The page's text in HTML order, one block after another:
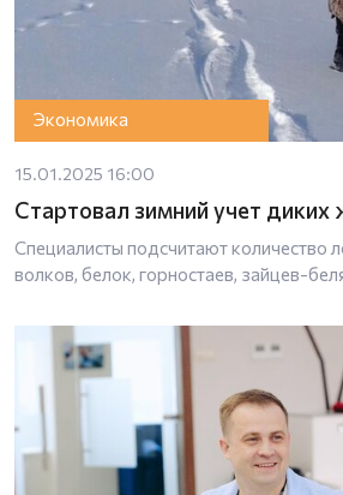
Экономика
15.01.2025 16:00
Стартовал зимний учет диких
Специалисты подсчитают количество
волков, белок, горностаев, зайцев-